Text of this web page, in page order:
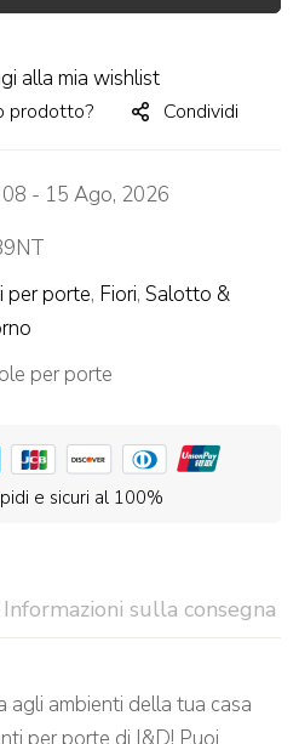
alla mia wishlist
prodotto? Condividi
08 - 15 Ago, 2026
per porte, Fiori, Salotto &
per porte
e sicuri al 100%
Informazioni sulla consegna
ambienti della tua casa